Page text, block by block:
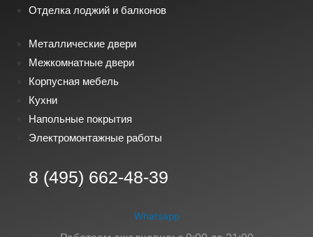
Отделка лоджий и балконов
Металлические двери
Межкомнатные двери
Корпусная мебель
Кухни
Напольные покрытия
Электромонтажные работы
8 (495) 662-48-39
Whatsapp